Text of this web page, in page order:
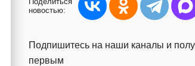
новостью:
Подпишитесь на наши каналы и
первым